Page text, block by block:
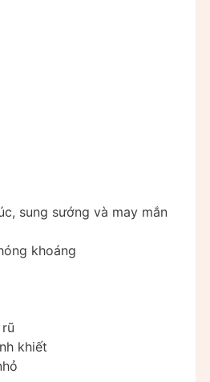
sung sướng và may mắn
khoáng
khiết